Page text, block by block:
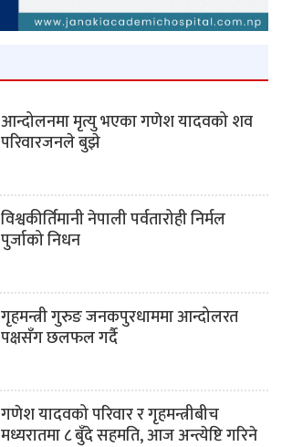
आन्दोलनमा मृत्यु भएका गणेश यादवको शव
परिवारजनले बुझे
विश्वकीर्तिमानी नेपाली पर्वतारोही निर्मल
पुर्जाको निधन
गृहमन्त्री गुरुङ जनकपुरधाममा आन्दोलरत
पक्षसँग छलफल गर्दै
गणेश यादवको परिवार र गृहमन्त्रीबीच
मध्यरातमा ८ बुँदे सहमति, आज अन्त्येष्टि गरिने